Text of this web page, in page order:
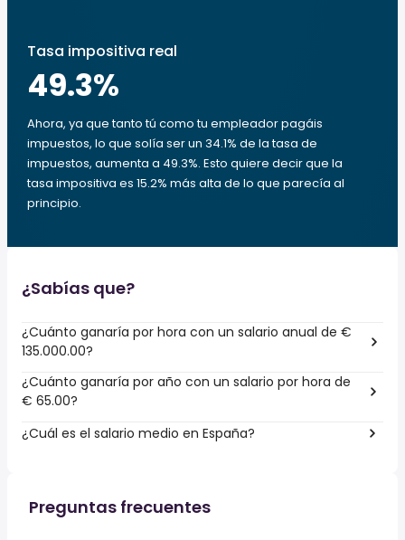
Tasa impositiva real
49.3%
Ahora, ya que tanto tú como tu empleador pagáis
impuestos, lo que solía ser un 34.1% de la tasa de
impuestos, aumenta a 49.3%. Esto quiere decir que la
tasa impositiva es 15.2% más alta de lo que parecía al
principio.
¿Sabías que?
¿Cuánto ganaría por hora con un salario anual de €
135.000.00?
¿Cuánto ganaría por año con un salario por hora de
€ 65.00?
¿Cuál es el salario medio en España?
Preguntas frecuentes